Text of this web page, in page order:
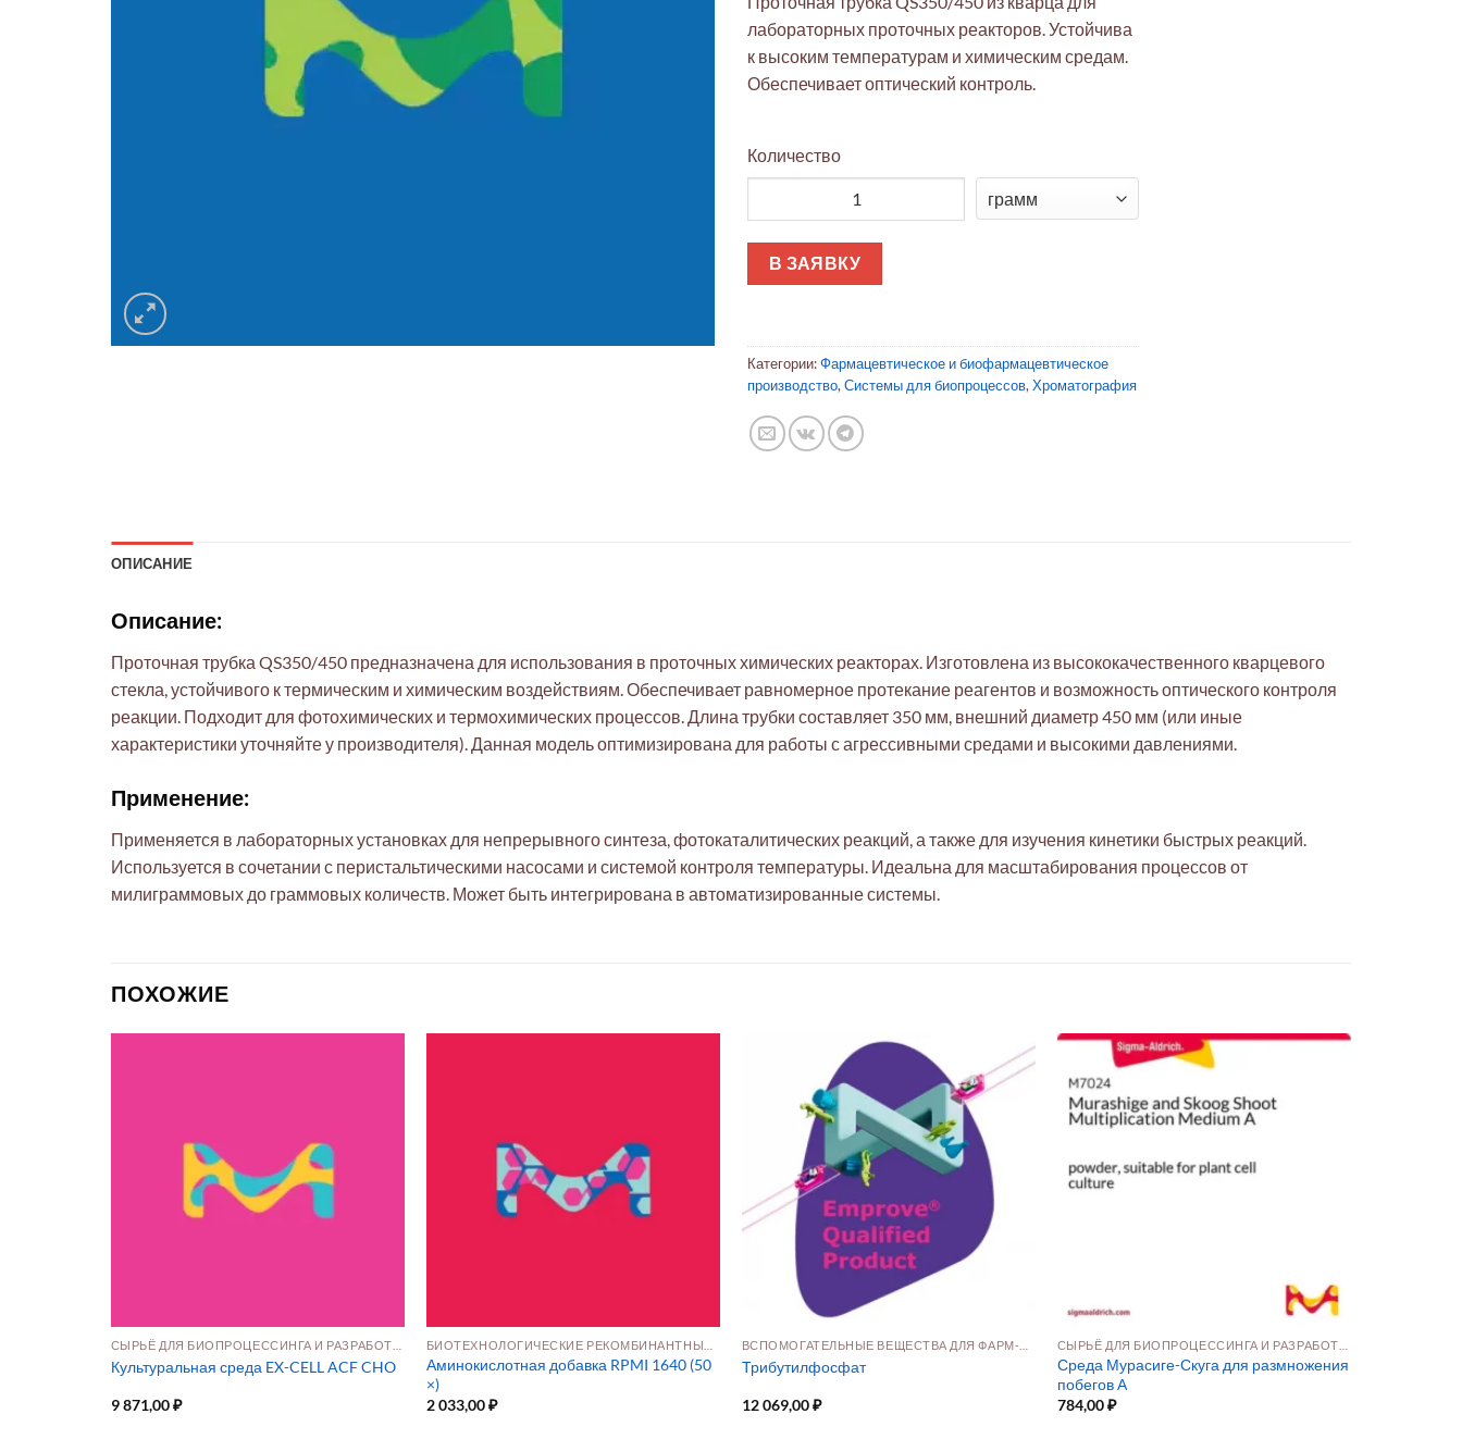
лабораторных проточных реакторов. Устойчива
к высоким температурам и химическим средам.
Обеспечивает оптический контроль.
Количество
В ЗАЯВКУ
Категории:Фармацевтическое и биофармацевтическое
производство, Системы для биопроцессов, Хроматография
ОПИСАНИЕ
Описание:
Проточная трубка QS350/450 предназначена для использования в проточных химических реакторах. Изготовлена из высококачественного кварцевого
стекла, устойчивого к термическим и химическим воздействиям. Обеспечивает равномерное протекание реагентов и возможность оптического контроля
реакции. Подходит для фотохимических и термохимических процессов. Длина трубки составляет 350 мм, внешний диаметр 450 мм (или иные
характеристики уточняйте у производителя). Данная модель оптимизирована для работы с агрессивными средами и высокими давлениями.
Применение:
Применяется в лабораторных установках для непрерывного синтеза, фотокаталитических реакций, а также для изучения кинетики быстрых реакций.
Используется в сочетании с перистальтическими насосами и системой контроля температуры. Идеальна для масштабирования процессов от
милиграммовых до граммовых количеств. Может быть интегрирована в автоматизированные системы.
ПОХОЖИЕ
Культуральная среда EX-CELL ACF CHO
9 871,00₽
Аминокислотная добавка RPMI 1640 (50
×)
2 033,00₽
Трибутилфосфат
12 069,00₽
Среда Мурасиге-Скуга для размножения
побегов А
784,00₽